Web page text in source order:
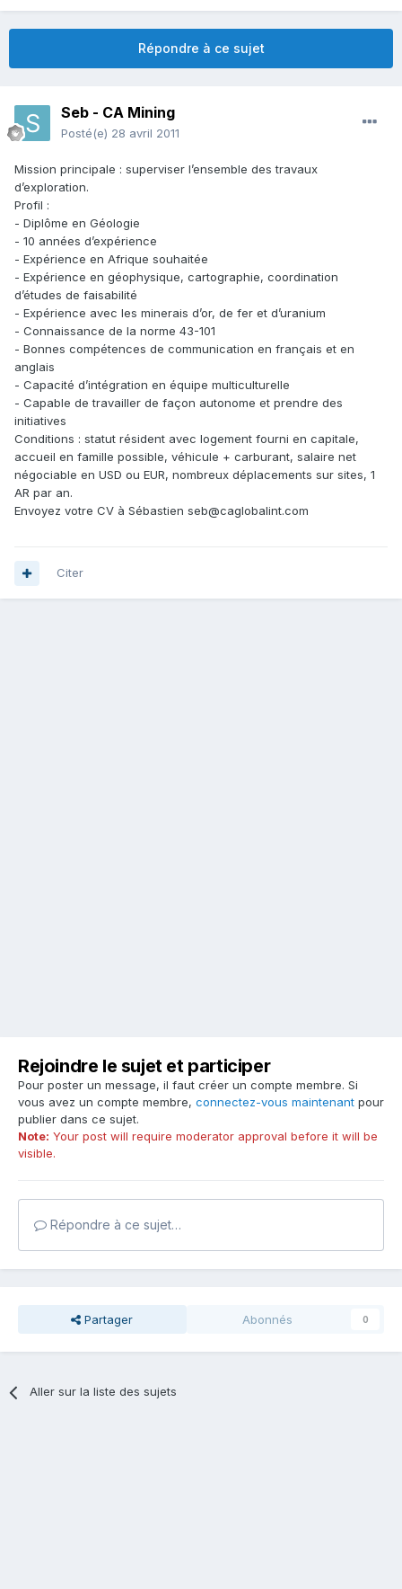
Répondre à ce sujet
Seb - CA Mining
Posté(e) 28 avril 2011
Mission principale : superviser l’ensemble des travaux
d’exploration.
Profil :
- Diplôme en Géologie
- 10 années d’expérience
- Expérience en Afrique souhaitée
- Expérience en géophysique, cartographie, coordination
d’études de faisabilité
- Expérience avec les minerais d’or, de fer et d’uranium
- Connaissance de la norme 43-101
- Bonnes compétences de communication en français et en
anglais
- Capacité d’intégration en équipe multiculturelle
- Capable de travailler de façon autonome et prendre des
initiatives
Conditions : statut résident avec logement fourni en capitale,
accueil en famille possible, véhicule + carburant, salaire net
négociable en USD ou EUR, nombreux déplacements sur sites, 1
AR par an.
Envoyez votre CV à Sébastien seb@caglobalint.com
Citer
Rejoindre le sujet et participer
Pour poster un message, il faut créer un compte membre. Si
vous avez un compte membre, connectez-vous maintenant pour
publier dans ce sujet.
Note: Your post will require moderator approval before it will be
visible.
Répondre à ce sujet…
Partager Abonnés 0
Aller sur la liste des sujets